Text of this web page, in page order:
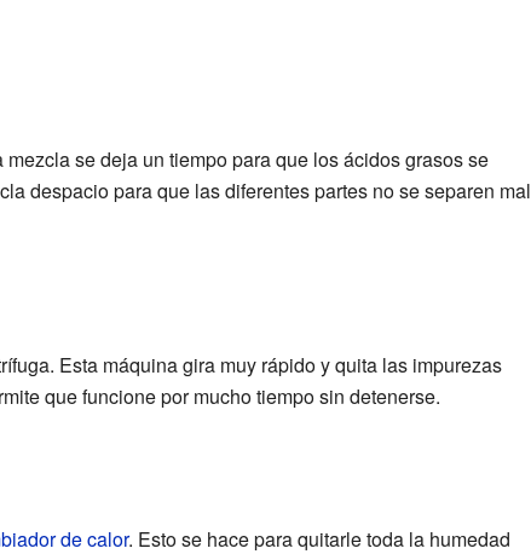
se deja un tiempo para que los ácidos grasos se
despacio para que las diferentes partes no se separen mal
Esta máquina gira muy rápido y quita las impurezas
que funcione por mucho tiempo sin detenerse.
de calor. Esto se hace para quitarle toda la humedad